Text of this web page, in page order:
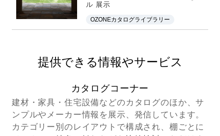
ル 展示
OZONEカタログライブラリー
提供できる情報やサービス
カタログコーナー
建材・家具・住宅設備などのカタログのほか、サ
ンプルやメーカー情報を展示、発信しています。
カテゴリー別のレイアウトで構成され、棚ごとに